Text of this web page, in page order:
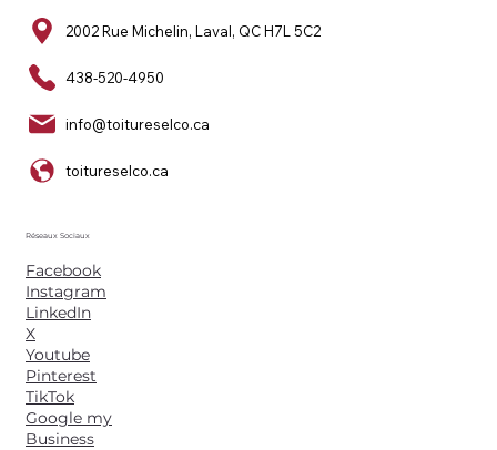
2002 Rue Michelin, Laval, QC H7L 5C2
438-520-4950
info@toitureselco.ca
toitureselco.ca
Réseaux Sociaux
Facebook
Instagram
LinkedIn
X
Youtube
Pinterest
TikTok
Google my
Business